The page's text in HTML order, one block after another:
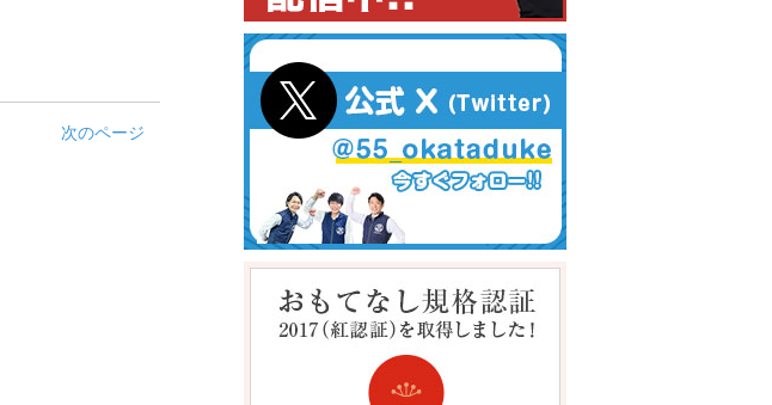
次のページ